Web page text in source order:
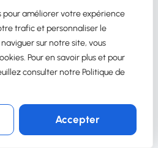
pour améliorer votre expérience
trafic et personnaliser le
sur notre site, vous
Pour en savoir plus et pour
consulter notre Politique de
Accepter
fabricant de composants
souhaite
des stocks d’un circuit
:
10000 unités
commande : 150€
: 50€